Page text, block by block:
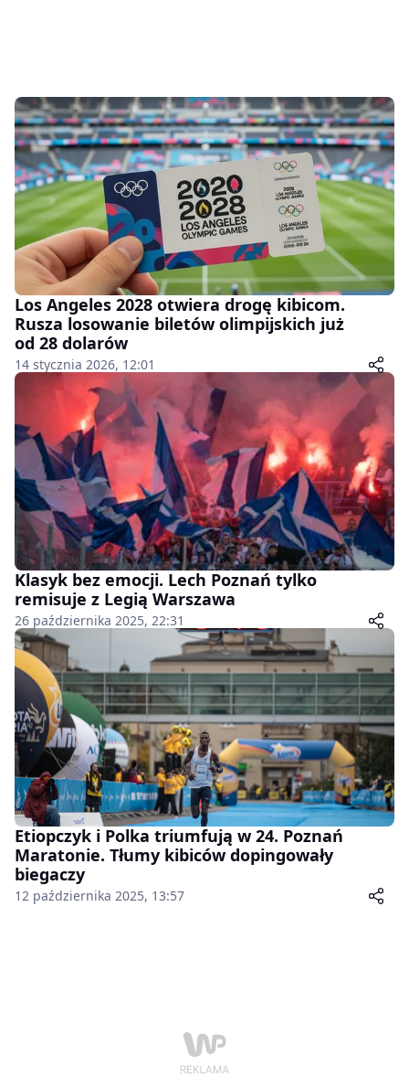
Los Angeles 2028 otwiera drogę kibicom.
Rusza losowanie biletów olimpijskich już
od 28 dolarów
14 stycznia 2026, 12:01
Klasyk bez emocji. Lech Poznań tylko
remisuje z Legią Warszawa
26 października 2025, 22:31
Etiopczyk i Polka triumfują w 24. Poznań
Maratonie. Tłumy kibiców dopingowały
biegaczy
12 października 2025, 13:57